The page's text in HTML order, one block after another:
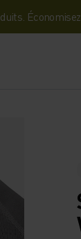
Économisez